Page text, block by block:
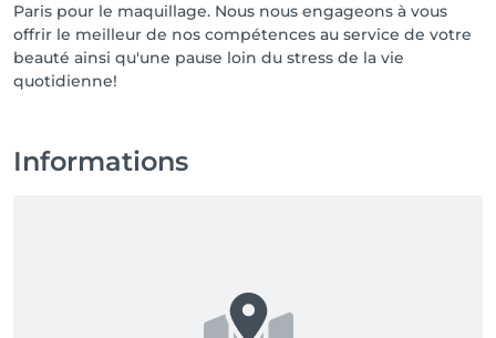
Paris pour le maquillage. Nous nous engageons à vous
offrir le meilleur de nos compétences au service de votre
beauté ainsi qu'une pause loin du stress de la vie
quotidienne!
Informations